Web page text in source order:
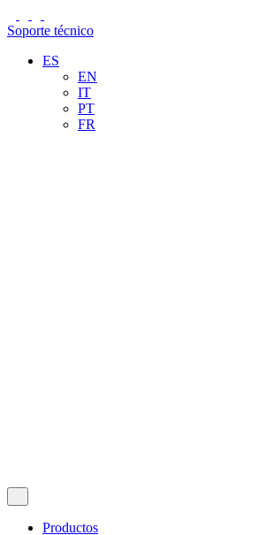
Soporte técnico
ES
EN
IT
PT
FR
Productos